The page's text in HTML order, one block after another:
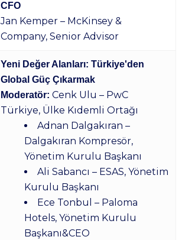
CFO
Jan Kemper – McKinsey &
Company, Senior Advisor
Yeni Değer Alanları: Türkiye'den
Global Güç Çıkarmak
Moderatör: Cenk Ulu – PwC
Türkiye, Ülke Kıdemli Ortağı
Adnan Dalgakıran –
Dalgakıran Kompresör,
Yönetim Kurulu Başkanı
Ali Sabancı – ESAS, Yönetim
Kurulu Başkanı
Ece Tonbul – Paloma
Hotels, Yönetim Kurulu
Başkanı&CEO